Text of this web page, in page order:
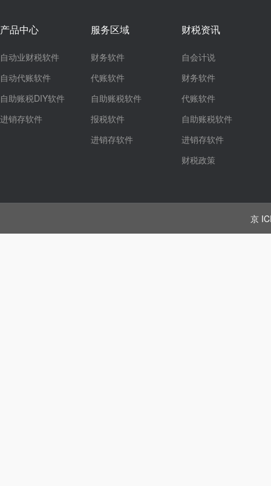
产品中心
自动业财税软件
自动代账软件
自助账税DIY软件
进销存软件
服务区域
财务软件
代账软件
自助账税软件
报税软件
进销存软件
财税资讯
自会计说
财务软件
代账软件
自助账税软件
进销存软件
财税政策
京